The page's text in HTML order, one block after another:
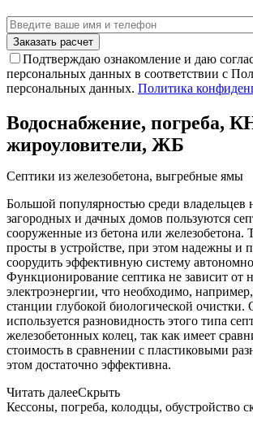
Подтверждаю ознакомление и даю
персональных данных в соответствии с
персональных данных. Политика
Водоснабжение, погреба,
жироуловители, ЖБ
Септики из железобетона, выгребные ямы
Большой популярностью среди владельцев
загородных и дачных домов пользуются
сооруженные из бетона или железобетона.
просты в устройстве, при этом надежны и
соорудить эффективную систему
Функционирование септика не зависит от
электроэнергии, что необходимо,
станции глубокой биологической очистки.
используется разновидность этого типа
железобетонных колец, так как имеет
стоимость в сравнении с пластиковыми
этом достаточно эффективна.
Читать далееСкрыть
Кессоны, погреба, колодцы, обустройство